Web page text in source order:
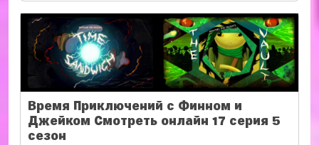
Время Приключений с Финном и
Джейком Смотреть онлайн 17 серия 5
сезон